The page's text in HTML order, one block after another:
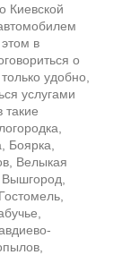
Киевской
в
о
удобно,
услугами
такие
Боярка,
Велыкая